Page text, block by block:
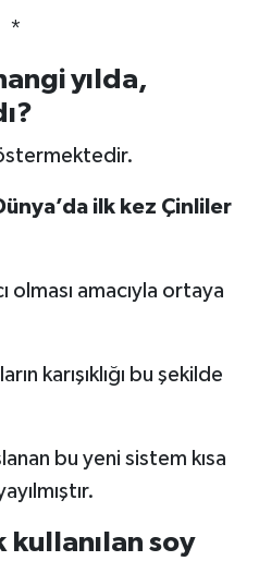
*
yılda,
ilk kez Çinliler
olması amacıyla ortaya
karışıklığı bu şekilde
bu yeni sistem kısa
kullanılan soy